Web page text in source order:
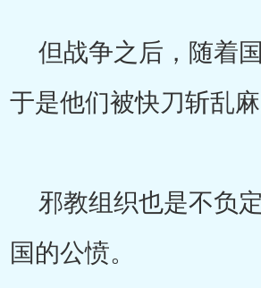
但战争之后，随着
于是他们被快刀斩乱
邪教组织也是不负
国的公愤。